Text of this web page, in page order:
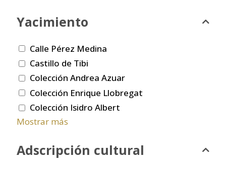
Yacimiento
Calle Pérez Medina
Castillo de Tibi
Colección Andrea Azuar
Colección Enrique Llobregat
Colección Isidro Albert
Mostrar más
Adscripción cultural